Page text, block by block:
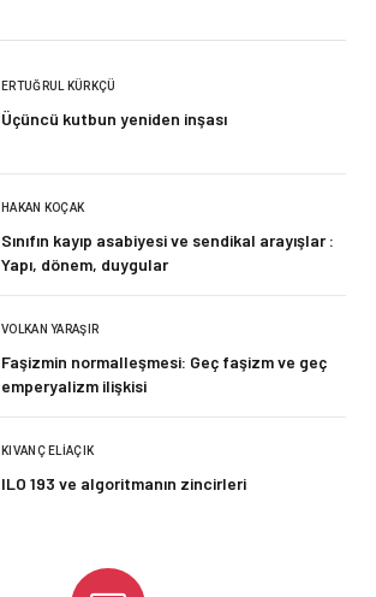
ERTUĞRUL KÜRKÇÜ
Üçüncü kutbun yeniden inşası
HAKAN KOÇAK
Sınıfın kayıp asabiyesi ve sendikal arayışlar :
Yapı, dönem, duygular
VOLKAN YARAŞIR
Faşizmin normalleşmesi: Geç faşizm ve geç
emperyalizm ilişkisi
KIVANÇ ELIAÇIK
ILO 193 ve algoritmanın zincirleri